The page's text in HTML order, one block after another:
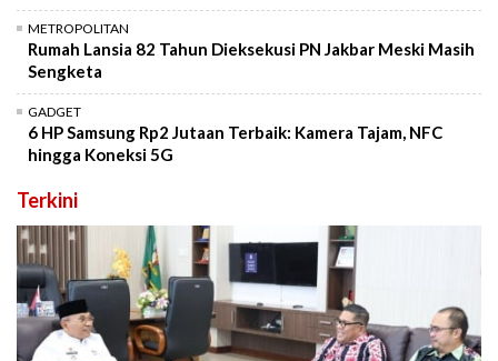
METROPOLITAN
Rumah Lansia 82 Tahun Dieksekusi PN Jakbar Meski Masih
Sengketa
GADGET
6 HP Samsung Rp2 Jutaan Terbaik: Kamera Tajam, NFC
hingga Koneksi 5G
Terkini